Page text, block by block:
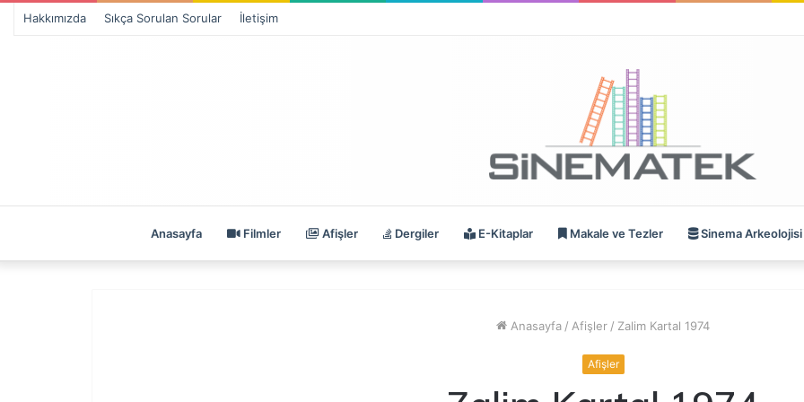
Hakkımızda Sıkça Sorulan Sorular İletişim
Anasayfa Filmler Afişler Dergiler E-Kitaplar Makale ve Tezler Sinema Arkeolojisi
Anasayfa / Afişler / Zalim Kartal 1974
Afişler